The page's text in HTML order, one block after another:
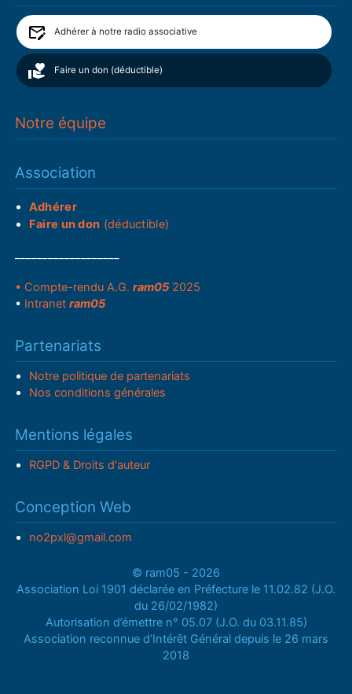
Adhérer à notre radio associative
Faire un don (déductible)
Notre équipe
Association
Adhérer
Faire un don (déductible)
• Compte-rendu A.G.ram05 2025
• Intranetram05
Partenariats
Notre politique de partenariats
Nos conditions générales
Mentions légales
RGPD & Droits d'auteur
Conception Web
no2pxl@gmail.com
© ram05 - 2026
Association Loi 1901 déclarée en Préfecture le 11.02.82 (J.O.
du 26/02/1982)
Autorisation d’émettre n° 05.07 (J.O. du 03.11.85)
Association reconnue d’Intérêt Général depuis le 26 mars
2018